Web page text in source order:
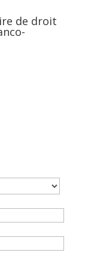
de droit